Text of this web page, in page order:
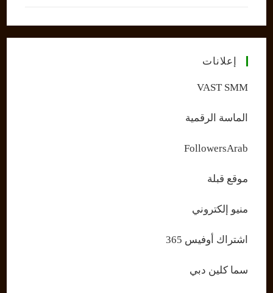
إعلانات
VAST SMM
الماسة الرقمية
FollowersArab
موقع قبلة
منيو إلكتروني
اشتراك أوفيس 365
سما كلين دبي